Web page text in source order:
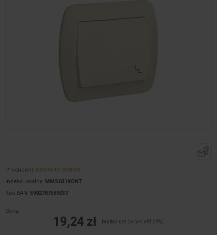
Producent: KONTAKT-SIMON
Indeks lokalny: MMS031KONT
Kod EAN: 5902787569037
Cena:
19,24 zł brutto / szt. (w tym VAT 23%)